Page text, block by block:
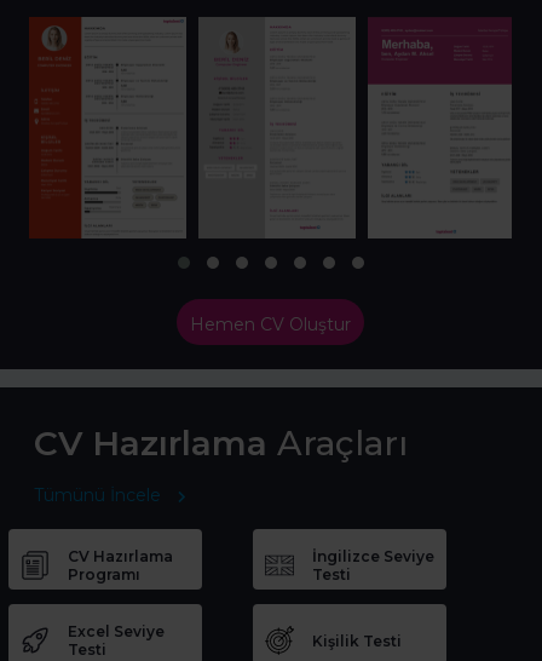
Hemen CV Oluştur
CV Hazırlama Araçları
Tümünü İncele
CV Hazırlama
Programı
İngilizce Seviye
Testi
Excel Seviye
Testi
Kişilik Testi